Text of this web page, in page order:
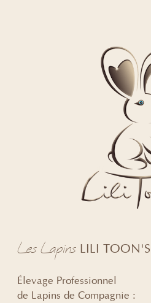
Les Lapins LILI TOON'S
Élevage Professionnel
de Lapins de Compagnie :